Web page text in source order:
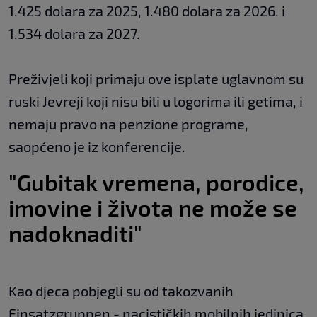
1.425 dolara za 2025, 1.480 dolara za 2026. i
1.534 dolara za 2027.
Preživjeli koji primaju ove isplate uglavnom su
ruski Jevreji koji nisu bili u logorima ili getima, i
nemaju pravo na penzione programe,
saopćeno je iz konferencije.
"Gubitak vremena, porodice,
imovine i života ne može se
nadoknaditi"
Kao djeca pobjegli su od takozvanih